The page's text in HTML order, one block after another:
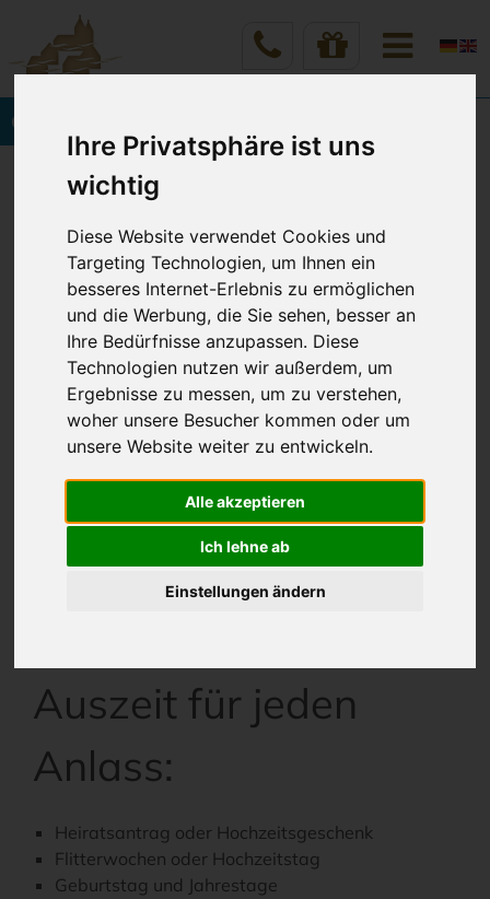
Ihre Privatsphäre ist uns
wichtig
Diese Website verwendet Cookies und
Targeting Technologien, um Ihnen ein
besseres Internet-Erlebnis zu ermöglichen
und die Werbung, die Sie sehen, besser an
Ihre Bedürfnisse anzupassen. Diese
Technologien nutzen wir außerdem, um
Ergebnisse zu messen, um zu verstehen,
woher unsere Besucher kommen oder um
unsere Website weiter zu entwickeln.
Alle akzeptieren
Ich lehne ab
Einstellungen ändern
Onlinebuchung
Vineta Hotels Usedom
Angebote & Preise
ROMANTISCHE MOMENTE
in den VINETA HOTELS USEDOM
Verbringen Sie ihre Zeit zu Zweit auf der
Romantikinsel Usedom. Ihre zauberhafte Auszeit
mit den Liebsten wird begleitet durch das herrliche
Rauschen der Ostsee, dem weichen, weißen
Sandstrand und einer einzigartigen Natur.
Entspannen Sie Körper, Geist und Seele und freuen
Sie sich auf romantische Sonnenuntergänge in
stimmungsvoller Atmosphäre.
Auszeit für jeden
Anlass:
Heiratsantrag oder Hochzeitsgeschenk
Flitterwochen oder Hochzeitstag
Geburtstag und Jahrestage